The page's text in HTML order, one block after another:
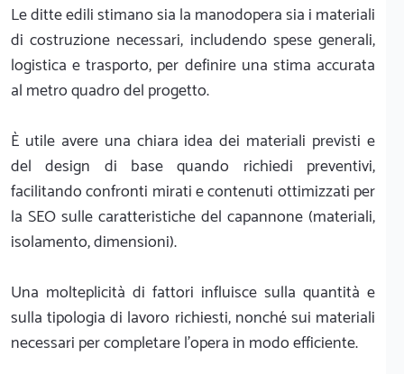
Le ditte edili stimano sia la manodopera sia i materiali
di costruzione necessari, includendo spese generali,
logistica e trasporto, per definire una stima accurata
al metro quadro del progetto.
È utile avere una chiara idea dei materiali previsti e
del design di base quando richiedi preventivi,
facilitando confronti mirati e contenuti ottimizzati per
la SEO sulle caratteristiche del capannone (materiali,
isolamento, dimensioni).
Una molteplicità di fattori influisce sulla quantità e
sulla tipologia di lavoro richiesti, nonché sui materiali
necessari per completare l'opera in modo efficiente.